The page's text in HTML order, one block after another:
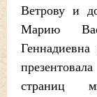
Ветрову и
Марию
страниц